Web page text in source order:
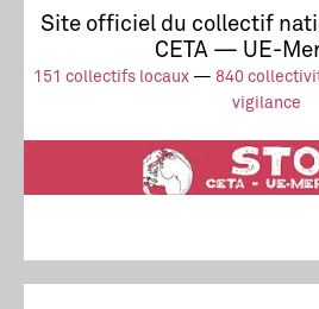
Site officiel du collectif
CETA — UE-
151 collectifs locaux — 840
vigilance
Actus
UE-
Stop à l’impunité !
Collectif